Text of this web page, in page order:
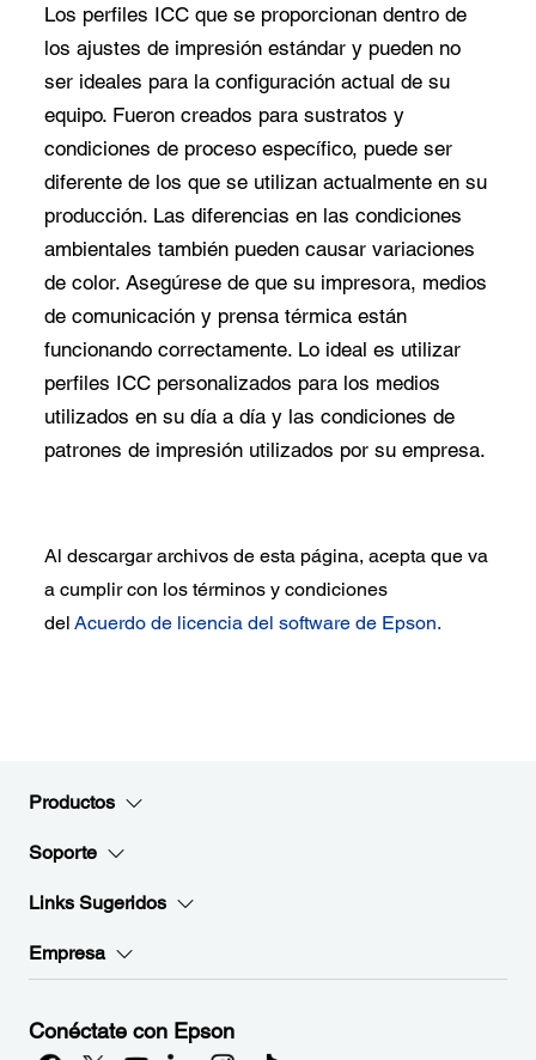
Los perfiles ICC que se proporcionan dentro de
los ajustes de impresión estándar y pueden no
ser ideales para la configuración actual de su
equipo. Fueron creados para sustratos y
condiciones de proceso específico, puede ser
diferente de los que se utilizan actualmente en su
producción. Las diferencias en las condiciones
ambientales también pueden causar variaciones
de color. Asegúrese de que su impresora, medios
de comunicación y prensa térmica están
funcionando correctamente. Lo ideal es utilizar
perfiles ICC personalizados para los medios
utilizados en su día a día y las condiciones de
patrones de impresión utilizados por su empresa.
Al descargar archivos de esta página, acepta que va
a cumplir con los términos y condiciones
delAcuerdo de licencia del software de Epson.
Productos
Soporte
Links Sugeridos
Empresa
Conéctate con Epson